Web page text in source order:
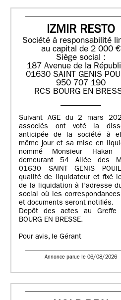
IZMIR RESTO
Société à responsabilité
au capital de 2 000 €
Siège social :
187 Avenue de la
01630 SAINT GENIS
950 707 190
RCS BOURG EN
Suivant AGE du 2 mars
associés ont voté la
anticipée de la société à
même jour et sa mise en
nommé Monsieur Hakan
demeurant 54 Allée des
01630 SAINT GENIS
qualité de liquidateur et fixé
de la liquidation à l’adresse
social où les
et documents seront notifiés.
Depôt des actes au Greffe
BOURG EN BRESSE.
Pour avis, le Gérant
Annonce parue le 06/08/2026